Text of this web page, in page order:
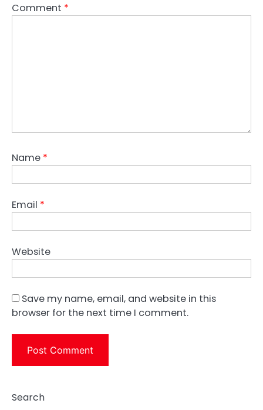
Comment *
Name *
Email *
Website
Save my name, email, and website in this
browser for the next time I comment.
Search